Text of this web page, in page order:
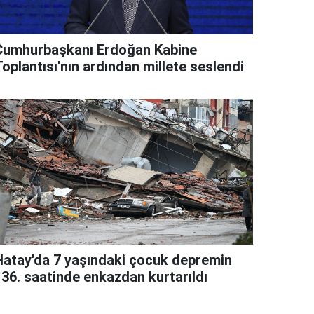
Erdoğan Kabine
ardından millete seslendi
7 yaşındaki çocuk depremin
saatinde enkazdan kurtarıldı